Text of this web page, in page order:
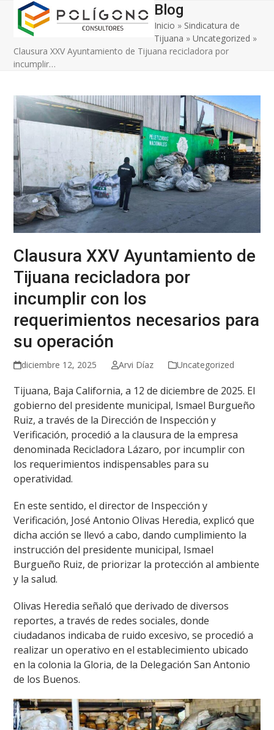
Skip
content
Open
mobile
menu
Close
mobile
menu
Blog
Inicio » Sindicatura de
Tijuana »Uncategorized »
Clausura XXV Ayuntamiento de Tijuana recicladora por
incumplir…
Clausura XXV Ayuntamiento de
Tijuana recicladora por
incumplir con los
requerimientos necesarios para
su operación
diciembre 12, 2025 Arvi Díaz Uncategorized
Tijuana, Baja California, a 12 de diciembre de 2025. El
gobierno del presidente municipal, Ismael Burgueño
Ruiz, a través de la Dirección de Inspección y
Verificación, procedió a la clausura de la empresa
denominada Recicladora Lázaro, por incumplir con
los requerimientos indispensables para su
operatividad.
En este sentido, el director de Inspección y
Verificación, José Antonio Olivas Heredia, explicó que
dicha acción se llevó a cabo, dando cumplimiento la
instrucción del presidente municipal, Ismael
Burgueño Ruiz, de priorizar la protección al ambiente
y la salud.
Olivas Heredia señaló que derivado de diversos
reportes, a través de redes sociales, donde
ciudadanos indicaba de ruido excesivo, se procedió a
realizar un operativo en el establecimiento ubicado
en la colonia la Gloria, de la Delegación San Antonio
de los Buenos.